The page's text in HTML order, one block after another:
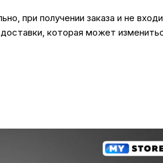
при получении заказа и не
которая может